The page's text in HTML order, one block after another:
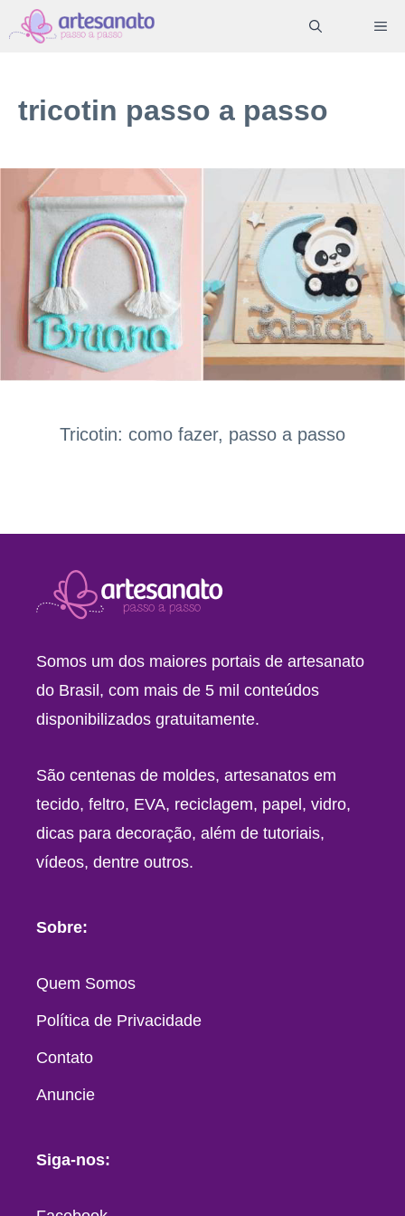
Pular
para
conteúdo
tricotin passo a passo
Tricotin: como fazer, passo a passo
Somos um dos maiores portais de artesanato
do Brasil, com mais de 5 mil conteúdos
disponibilizados gratuitamente.
São centenas de moldes, artesanatos em
tecido, feltro, EVA, reciclagem, papel, vidro,
dicas para decoração, além de tutoriais,
vídeos, dentre outros.
Sobre:
Quem Somos
Política de Privacidade
Contato
Anuncie
Siga-nos: